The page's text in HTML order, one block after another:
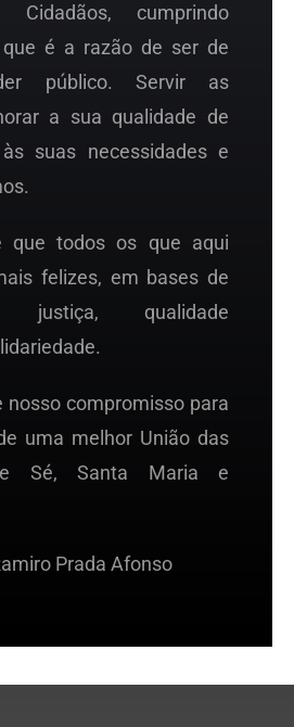
Cidadãos, cumprindo
é a razão de ser de
público. Servir as
a sua qualidade de
suas necessidades e
que todos os que aqui
felizes, em bases de
justiça, qualidade
nosso compromisso para
uma melhor União das
Sé, Santa Maria e
Prada Afonso